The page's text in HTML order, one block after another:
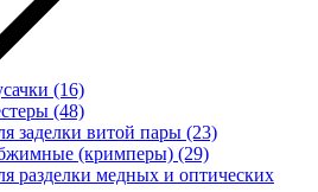
(16)
(48)
заделки витой пары (23)
(кримперы) (29)
разделки медных и оптических